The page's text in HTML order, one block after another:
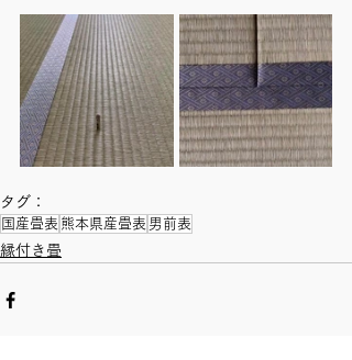
タグ：
国産畳表 熊本県産畳表 男前表
縁付き畳